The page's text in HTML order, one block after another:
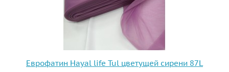
Еврофатин Hayal life Tul цветущей сирени 87L